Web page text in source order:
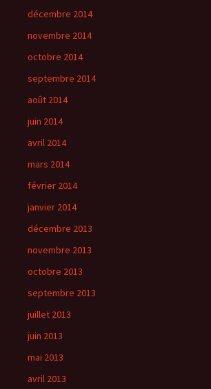
décembre 2014
novembre 2014
octobre 2014
septembre 2014
août 2014
juin 2014
avril 2014
mars 2014
février 2014
janvier 2014
décembre 2013
novembre 2013
octobre 2013
septembre 2013
juillet 2013
juin 2013
mai 2013
avril 2013